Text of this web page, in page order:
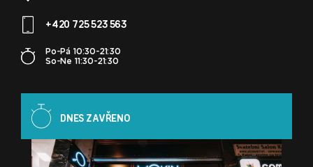
+420 725 523 563
Po-Pá 10:30-21:30
So-Ne 11:30-21:30
DNES ZAVŘENO